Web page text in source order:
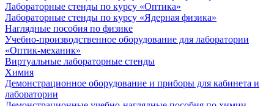
Лабораторные стенды по курсу «Оптика»
Лабораторные стенды по курсу «Ядерная физика»
Наглядные пособия по физике
Учебно-производственное оборудование для лаборатории
«Оптик-механик»
Виртуальные лабораторные стенды
Химия
Демонстрационное оборудование и приборы для кабинета и
лаборатории